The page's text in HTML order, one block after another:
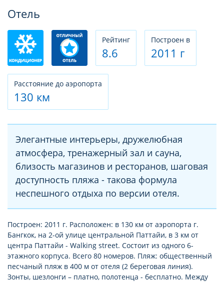
Отель
Рeйтинг
8.6
Построен в
2011 г
Расстояние до аэропорта
130 км
Элегантные интерьеры, дружелюбная
атмосфера, тренажерный зал и сауна,
близость магазинов и ресторанов, шаговая
доступность пляжа - такова формула
неспешного отдыха по версии отеля.
Построен: 2011 г. Расположен: в 130 км от аэропорта г.
Бангкок, на 2-ой улице центральной Паттайи, в 3 км от
центра Паттайи - Walking street. Состоит из одного 6-
этажного корпуса. Всего 80 номеров. Пляж: общественный
песчаный пляж в 400 м от отеля (2 береговая линия).
Зонты, шезлонги – платно, полотенца - бесплатно. Между